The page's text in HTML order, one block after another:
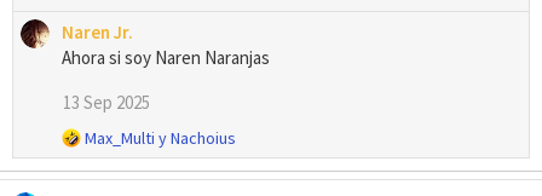
a
n
Naren Jr.
Ahora si soy Naren Naranjas
13 Sep 2025
R
e
a
Max_Multi yNachoius